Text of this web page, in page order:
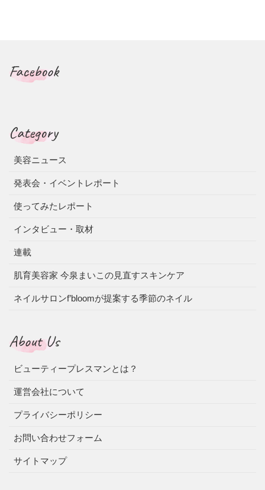
Facebook
Category
美容ニュース
発表会・イベントレポート
使ってみたレポート
インタビュー・取材
連載
肌育美容家 今泉まいこの見直すスキンケア
ネイルサロンf’bloomが提案する季節のネイル
About Us
ビューティープレスマンとは？
運営会社について
プライバシーポリシー
お問い合わせフォーム
サイトマップ